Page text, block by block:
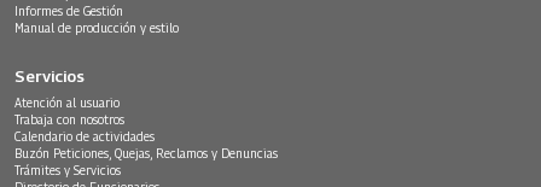
Informes de Gestión
Manual de producción y estilo
Servicios
Atención al usuario
Trabaja con nosotros
Calendario de actividades
Buzón Peticiones, Quejas, Reclamos y Denuncias
Trámites y Servicios